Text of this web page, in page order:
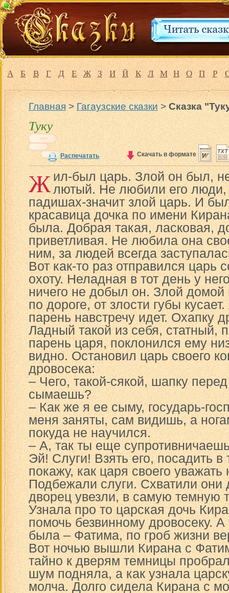
А Б В Г Д Е Ж З И Й К Л М Н О П Р
Главная>Гагаузские сказки>Сказка
Туку
Распечатать Скачать в формате
Ж ил-был царь. Злой он был,
лютый. Не любили его
падишах-значит злой царь. И
красавица дочка по имени
была. Добрая такая, ласковая,
приветливая. Не любила она
ним, за людей всегда
Вот как-то раз отправился царь
охоту. Неладная в тот день у
ничего не добыл он. Злой домой
по дороге, от злости губы
парень навстречу идет. Охапку
Ладный такой из себя, статный,
парень царя, поклонился ему
видно. Остановил царь своего
дровосека:
– Чего, такой-сякой, шапку
сымаешь?
– Как же я ее сыму, государь-
меня заняты, сам видишь, а
покуда не научился.
– А, так ты еще
Эй! Слуги! Взять его, посадить
покажу, как царя своего уважать
Подбежали слуги. Схватили они
дворец увезли, в самую темную
Узнала про то царская дочь
помочь безвинному дровосеку.
была – Фатима, по гроб жизни
Вот ночью вышли Кирана с
тайно к дверям темницы
шум подняла, а как узнала
молча. Долго сидела Кирана с